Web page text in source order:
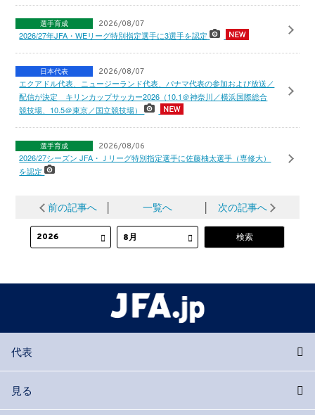
選手育成 2026/08/07
2026/27年JFA・WEリーグ特別指定選手に3選手を認定
日本代表 2026/08/07
エクアドル代表、ニュージーランド代表、パナマ代表の参加および放送／
配信が決定 キリンカップサッカー2026（10.1＠神奈川／横浜国際総合
競技場、10.5＠東京／国立競技場）
選手育成 2026/08/06
2026/27シーズン JFA・Ｊリーグ特別指定選手に佐藤柚太選手（専修大）
を認定
前の記事へ 一覧へ 次の記事へ
代表
見る